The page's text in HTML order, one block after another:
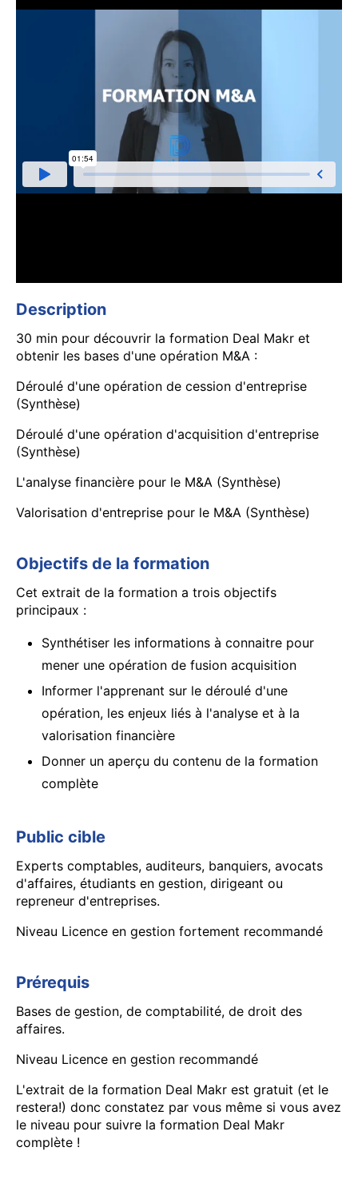
Description
30 min pour découvrir la formation Deal Makr et
obtenir les bases d'une opération M&A :
Déroulé d'une opération de cession d'entreprise
(Synthèse)
Déroulé d'une opération d'acquisition d'entreprise
(Synthèse)
L'analyse financière pour le M&A (Synthèse)
Valorisation d'entreprise pour le M&A (Synthèse)
Objectifs de la formation
Cet extrait de la formation a trois objectifs
principaux :
Synthétiser les informations à connaitre pour
mener une opération de fusion acquisition
Informer l'apprenant sur le déroulé d'une
opération, les enjeux liés à l'analyse et à la
valorisation financière
Donner un aperçu du contenu de la formation
complète
Public cible
Experts comptables, auditeurs, banquiers, avocats
d'affaires, étudiants en gestion, dirigeant ou
repreneur d'entreprises.
Niveau Licence en gestion fortement recommandé
Prérequis
Bases de gestion, de comptabilité, de droit des
affaires.
Niveau Licence en gestion recommandé
L'extrait de la formation Deal Makr est gratuit (et le
restera!) donc constatez par vous même si vous avez
le niveau pour suivre la formation Deal Makr
complète !